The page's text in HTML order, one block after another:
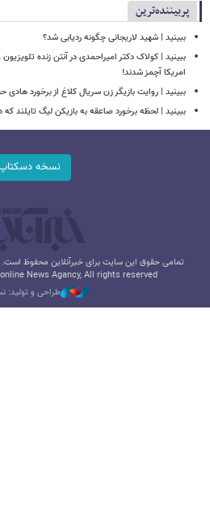
پربیننده‌ترین
ببینید | شهید لاریجانی چگونه ردیابی شد؟
ببینید | کولاک دکتر امیراحمدی در آنتن زنده
امریکا آچمز شدند!
ببینید | روایت بازیگر زن سریال کلاغ از برخورد هادی
ببینید | لحظه برخورد صاعقه به بازیکن لیگ تایلند
نسخه
تمامی حقوق این سایت برای خبرآنلاین محفوظ است.
News Agancy, All rights reserved
طراحی و تولید: